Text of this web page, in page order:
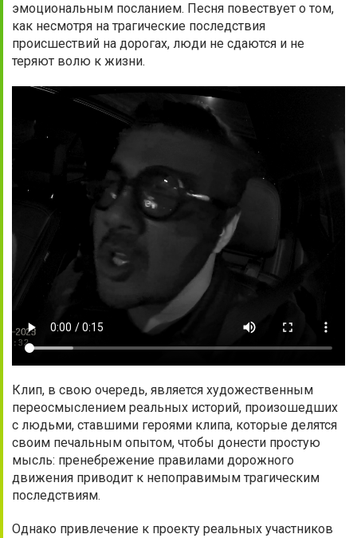
эмоциональным посланием. Песня повествует о том,
как несмотря на трагические последствия
происшествий на дорогах, люди не сдаются и не
теряют волю к жизни.
Клип, в свою очередь, является художественным
переосмыслением реальных историй, произошедших
с людьми, ставшими героями клипа, которые делятся
своим печальным опытом, чтобы донести простую
мысль: пренебрежение правилами дорожного
движения приводит к непоправимым трагическим
последствиям.
Однако привлечение к проекту реальных участников